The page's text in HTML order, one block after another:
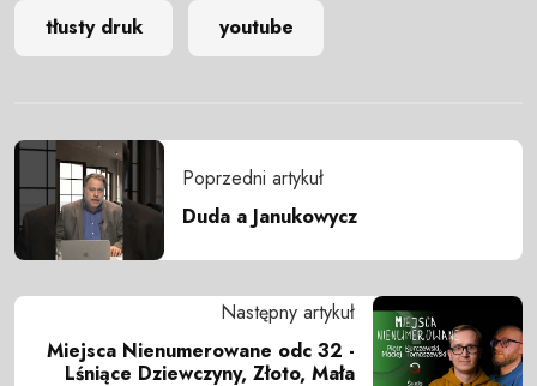
tłusty druk youtube
Poprzedni artykuł
Duda a Janukowycz
Następny artykuł
Miejsca Nienumerowane odc 32 -
Lśniące Dziewczyny, Złoto, Mała